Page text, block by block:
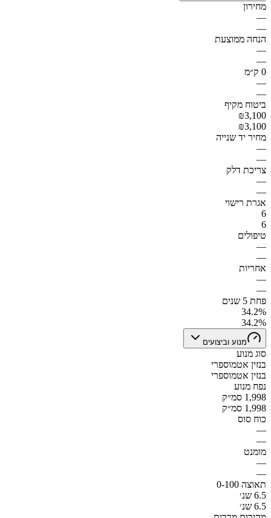
מחירון
—
—
הנחה ממוצעת
—
—
0 ק״מ
—
—
ביטוח מקיף
₪3,100
₪3,100
מחיר יד שנייה
—
—
צריכת דלק
—
—
אגרת רישוי
6
6
טיפולים
—
—
אחריות
—
—
פחת 5 שנים
34.2%
34.2%
מנוע וביצועים
סוג מנוע
בנזין אטמוספרי
בנזין אטמוספרי
נפח מנוע
1,998 סמ״ק
1,998 סמ״ק
כוח סוס
—
—
מומנט
—
—
תאוצה 0-100
6.5 שנ׳
6.5 שנ׳